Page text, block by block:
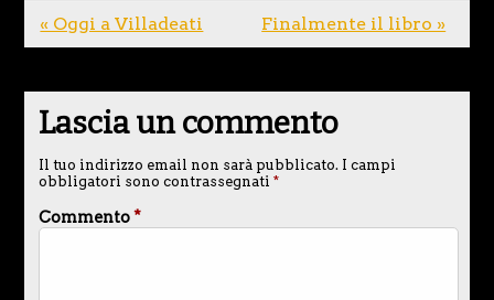
« Oggi a Villadeati Finalmente il libro »
Lascia un commento
Il tuo indirizzo email non sarà pubblicato. I campi
obbligatori sono contrassegnati *
Commento*